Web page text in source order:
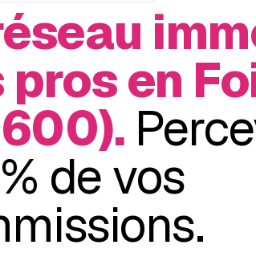
pros en
de vos